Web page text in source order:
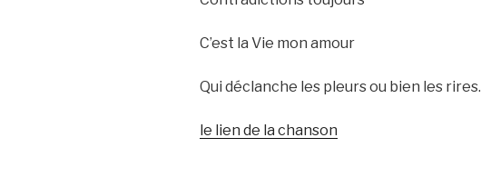
C’est la Vie mon amour
Qui déclanche les pleurs ou bien les rires.
le lien de la chanson